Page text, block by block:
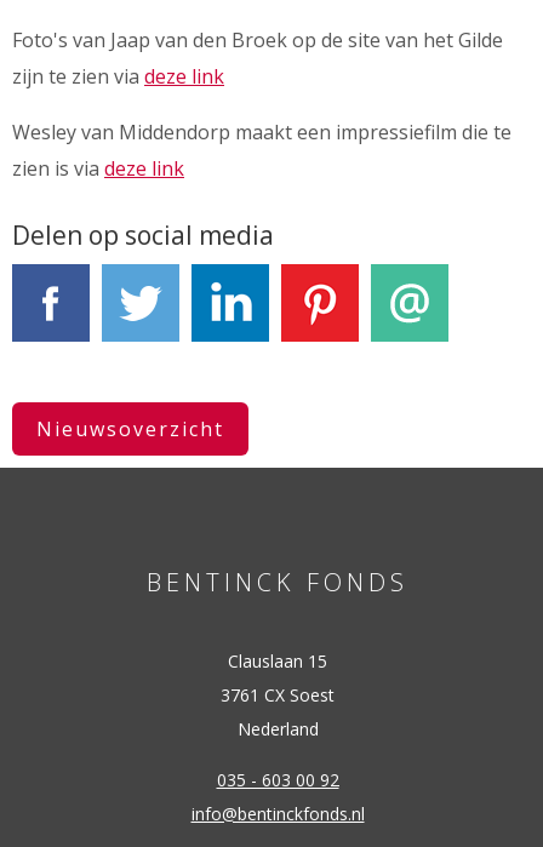
Foto's van Jaap van den Broek op de site van het Gilde
zijn te zien via deze link
Wesley van Middendorp maakt een impressiefilm die te
zien is via deze link
Delen op social media
Nieuwsoverzicht
BENTINCK FONDS
Clauslaan 15
3761 CX Soest
Nederland
035 - 603 00 92
info@bentinckfonds.nl